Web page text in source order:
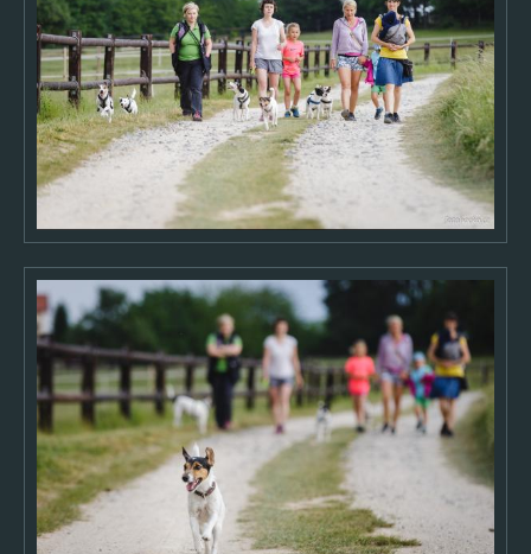
Výlety
Sport
RC modely
Muzikály a koncerty
Oblíbené & Výběry
Výběry fotek
ARCHIV
2026
2025
2024
2023